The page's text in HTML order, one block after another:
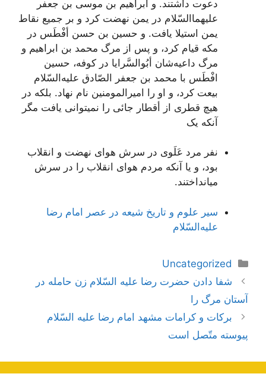
دعوت‌ داشتند. و ابراهيم‌ بن‌ موسی بن‌ جعفر
عليهما‌السّلام در يمن‌ نهضت‌ کرد و بر جميع‌ نقاط‌
يمن‌ استيلا يافت‌. و حسين‌ بن‌ حسن أفْطَس‌ در
مکه‌ قيام‌ کرد، و پس‌ از مرگ‌ محمد بن‌ ابراهيم‌ و
مرگ‌ داعيه‌شان‌ أبُوالسَّرايا در کوفه‌، حسين‌
افْطَس‌ با محمد بن‌ جعفر الصّادق‌ عليه‌السّلام
بيعت‌ کرد، و او را اميرالمومنين‌ نام‌ نهاد. بلکه‌ در
هيچ‌ قطری از أقطار جائی را نمیتوانی يافت‌ مگر
آنکه‌ يک‌
نفر مرد عَلَوی در سرش‌ هوای نهضت‌ و انقلاب‌
بود، و يا آنکه‌ مردم‌ هوای انقلاب‌ را در سرش‌
میانداختند.
سير علوم‌ و تاريخ‌ شيعه‌ در عصر امام‌ رضا
عليه‌السّلام
دسته‌ها
Uncategorized
ناوبری
نوشته‌ها
شفا دادن حضرت رضا عليه السّلام زن حامله در
آستان مرگ را
بركات‌ و كرامات‌ مشهد امام‌ رضا عليه‌ السّلام‌
پيوسته‌ متّصل‌ است‌